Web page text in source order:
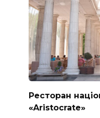
Ресторан
«Aristocrate»